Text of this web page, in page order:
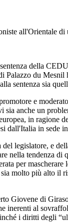
all'Orientale
della
Palazzo du
sentenza sia
e
sia anche un
in ragione
dall'Italia in sede
del legislatore, e
nella tendenza
per
molto più alto il
Giovene di
inerenti al
i diritti degli